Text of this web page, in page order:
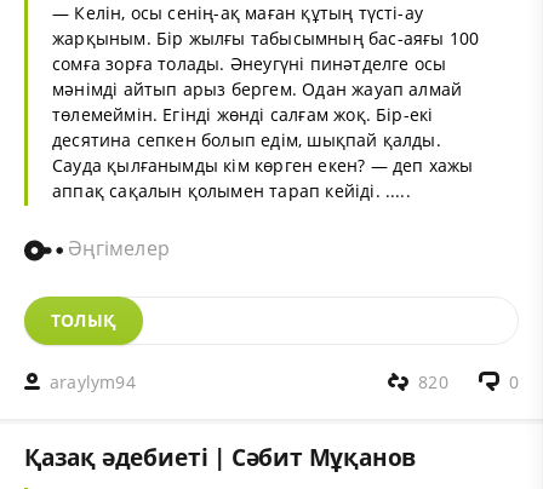
— Келін, осы сенің-ақ маған құтың түсті-ау
жарқыным. Бір жылғы табысымның бас-аяғы 100
сомға зорға толады. Әнеугүні пинәтделге осы
мәнімді айтып арыз бергем. Одан жауап алмай
төлемеймін. Егінді жөнді салғам жоқ. Бір-екі
десятина сепкен болып едім, шықпай қалды.
Сауда қылғанымды кім көрген екен? — деп хажы
аппақ сақалын қолымен тарап кейіді. .....
Әңгімелер
ТОЛЫҚ
araylym94 0
820
Қазақ әдебиеті | Сәбит Мұқанов